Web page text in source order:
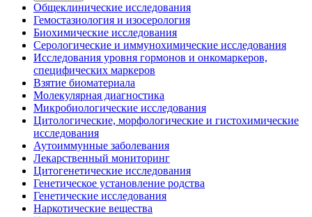
Общеклинические исследования
Гемостазиология и изосерология
Биохимические исследования
Серологические и иммунохимические исследования
Исследования уровня гормонов и онкомаркеров,
специфических маркеров
Взятие биоматериала
Молекулярная диагностика
Микробиологические исследования
Цитологические, морфологические и гистохимические
исследования
Аутоиммунные заболевания
Лекарственный мониторинг
Цитогенетические исследования
Генетическое установление родства
Генетические исследования
Наркотические вещества